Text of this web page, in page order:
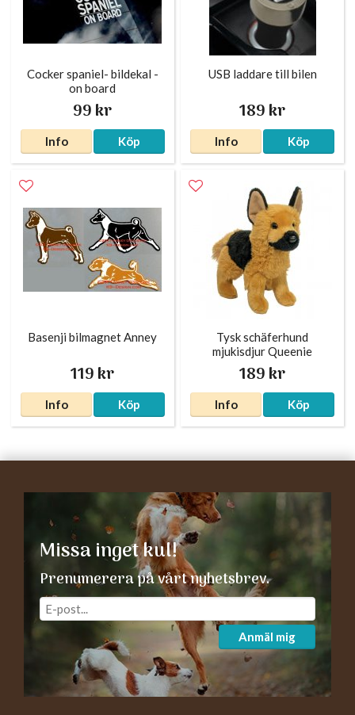
Cocker spaniel- bildekal -
on board
99 kr
Info Köp
USB laddare till bilen
189 kr
Info Köp
Basenji bilmagnet Anney
119 kr
Info Köp
Tysk schäferhund
mjukisdjur Queenie
189 kr
Info Köp
Missa inget kul!
Prenumerera på vårt nyhetsbrev.
Anmäl mig